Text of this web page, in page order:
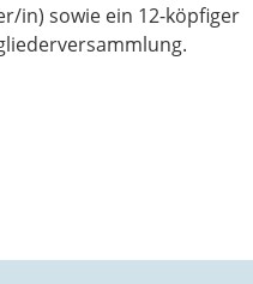
in) sowie ein 12-köpfiger